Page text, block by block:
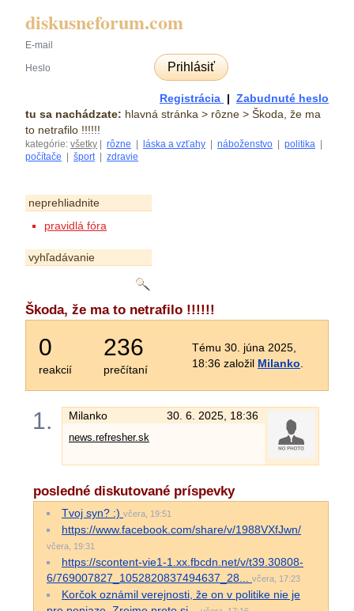
diskusneforum.com
Prihlásiť
Registrácia | Zabudnuté heslo
tu sa nachádzate: hlavná stránka > rôzne > Škoda, že ma
to netrafilo !!!!!!
kategórie: všetky rôzne láska a vzťahy náboženstvo politika
počítače
šport| zdravie
neprehliadnite
pravidlá fóra
vyhľadávanie
Škoda, že ma to netrafilo !!!!!!
0
reakcií
236
prečítaní
Tému 30. júna 2025,
18:36 založil Milanko
1. Milanko 30. 6. 2025, 18:36
news.refresher.sk
posledné diskutované príspevky
Tvoj syn? :) včera, 19:51
https://www.facebook.com/share/v/1988VXfJwn/
včera, 19:31
https://scontent-vie1-1.xx.fbcdn.net/v/t39.30808-
6/769007827_1052820837494637_28...
včera, 17:23
Korčok oznámil verejnosti, že on v politike nie je